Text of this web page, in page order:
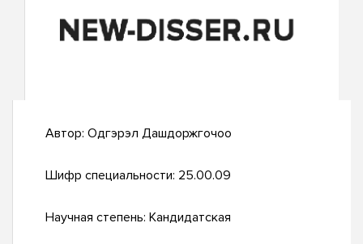
Автор: Одгэрэл Дашдоржгочоо
Шифр специальности: 25.00.09
Научная степень: Кандидатская